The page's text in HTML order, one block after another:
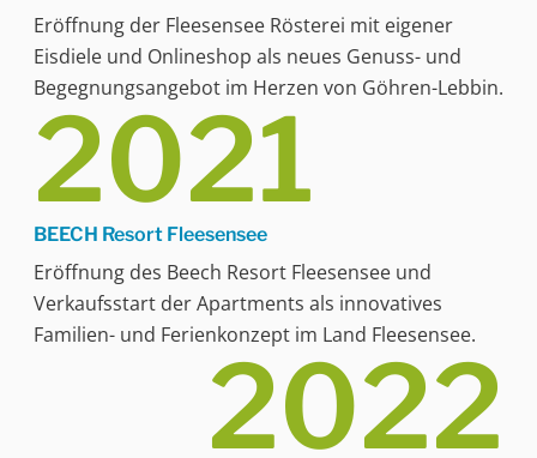
Eröffnung der Fleesensee Rösterei mit eigener
Eisdiele und Onlineshop als neues Genuss- und
Begegnungsangebot im Herzen von Göhren-Lebbin.
2021
BEECH Resort Fleesensee
Eröffnung des Beech Resort Fleesensee und
Verkaufsstart der Apartments als innovatives
Familien- und Ferienkonzept im Land Fleesensee.
2022